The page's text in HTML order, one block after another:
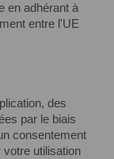
en adhérant à
entre l'UE
des
par le biais
consentement
utilisation